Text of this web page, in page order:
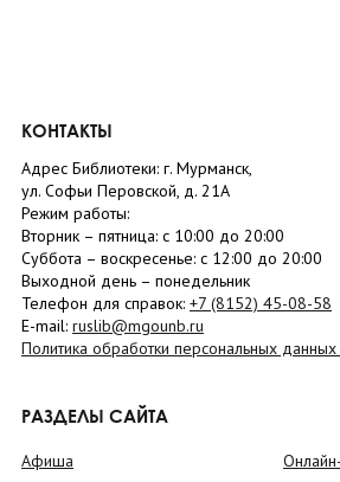
КОНТАКТЫ
Адрес Библиотеки: г. Мурманск,
ул. Софьи Перовской, д. 21А
Режим работы:
Вторник – пятница: с 10:00 до 20:00
Суббота – воскресенье: c 12:00 до 20:00
Выходной день – понедельник
Телефон для справок: +7 (8152) 45-08-58
E-mail: ruslib@mgounb.ru
Политика обработки персональных
РАЗДЕЛЫ САЙТА
Афиша